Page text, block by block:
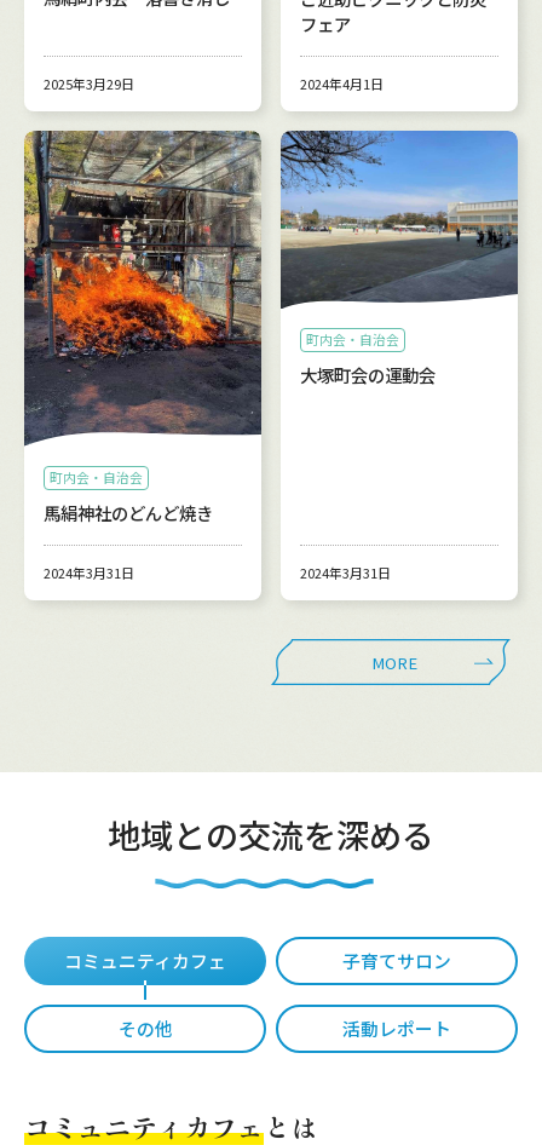
2025年3月29日
フェア
2024年4月1日
町内会・自治会
馬絹神社のどんど焼き
2024年3月31日
町内会・自治会
大塚町会の運動会
2024年3月31日
MORE
地域との交流を深める
コミュニティカフェ 子育てサロン
その他 活動レポート
コミュニティカフェとは